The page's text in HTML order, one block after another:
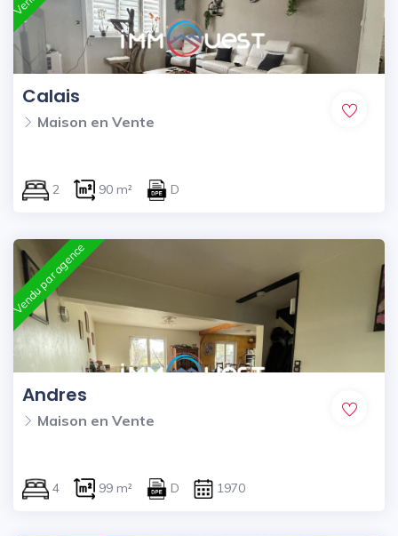
Calais
Maison en Vente
2 90 m² D
Vendu par agence
Andres
Maison en Vente
4 99 m² D 1970